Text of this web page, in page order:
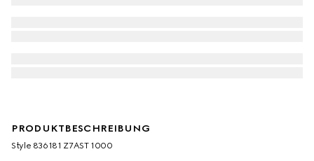
PRODUKTBESCHREIBUNG
Style ‎836181 Z7AST 1000